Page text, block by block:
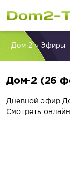
Дом-2» Эфиры
Дом-2 (26
Дневной эфир
Смотреть